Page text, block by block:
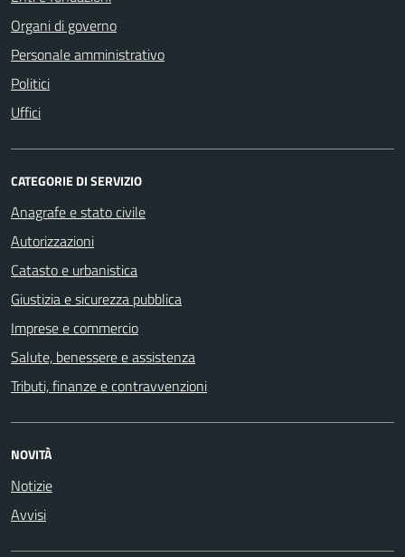
Organi di governo
Personale amministrativo
Politici
Uffici
CATEGORIE DI SERVIZIO
Anagrafe e stato civile
Autorizzazioni
Catasto e urbanistica
Giustizia e sicurezza pubblica
Imprese e commercio
Salute, benessere e assistenza
Tributi, finanze e contravvenzioni
NOVITÀ
Notizie
Avvisi